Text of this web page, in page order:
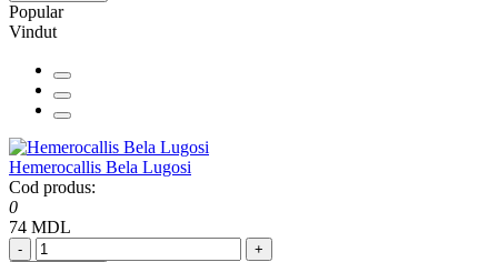
Popular
Vindut
Hemerocallis Bela Lugosi
Cod produs:
0
74 MDL
-
+